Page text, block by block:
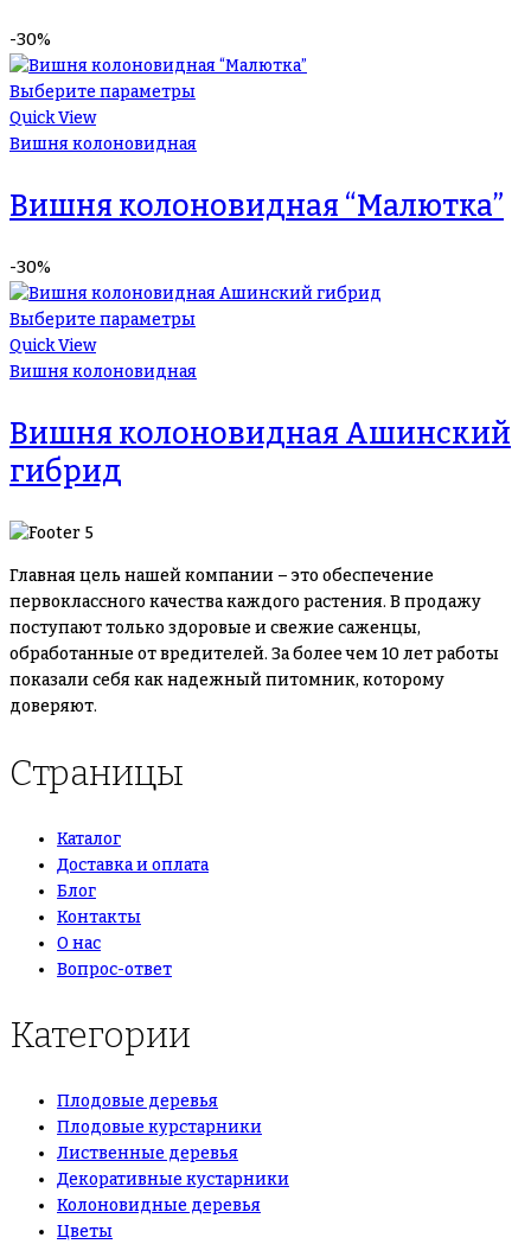
-30%
Выберите параметры
Quick View
Вишня колоновидная
Вишня колоновидная “Малютка”
-30%
Выберите параметры
Quick View
Вишня колоновидная
Вишня колоновидная Ашинский
гибрид
Главная цель нашей компании – это обеспечение
первоклассного качества каждого растения. В продажу
поступают только здоровые и свежие саженцы,
обработанные от вредителей. За более чем 10 лет работы
показали себя как надежный питомник, которому
доверяют.
Страницы
Каталог
Доставка и оплата
Блог
Контакты
О нас
Вопрос-ответ
Категории
Плодовые деревья
Плодовые курстарники
Лиственные деревья
Декоративные кустарники
Колоновидные деревья
Цветы